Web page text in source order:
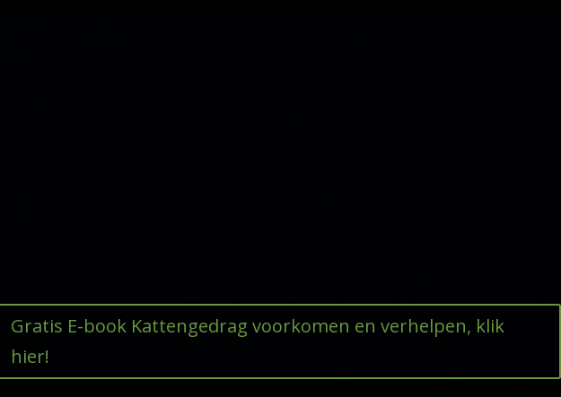
Gratis E-book Kattengedrag voorkomen en verhelpen, klik
hier!